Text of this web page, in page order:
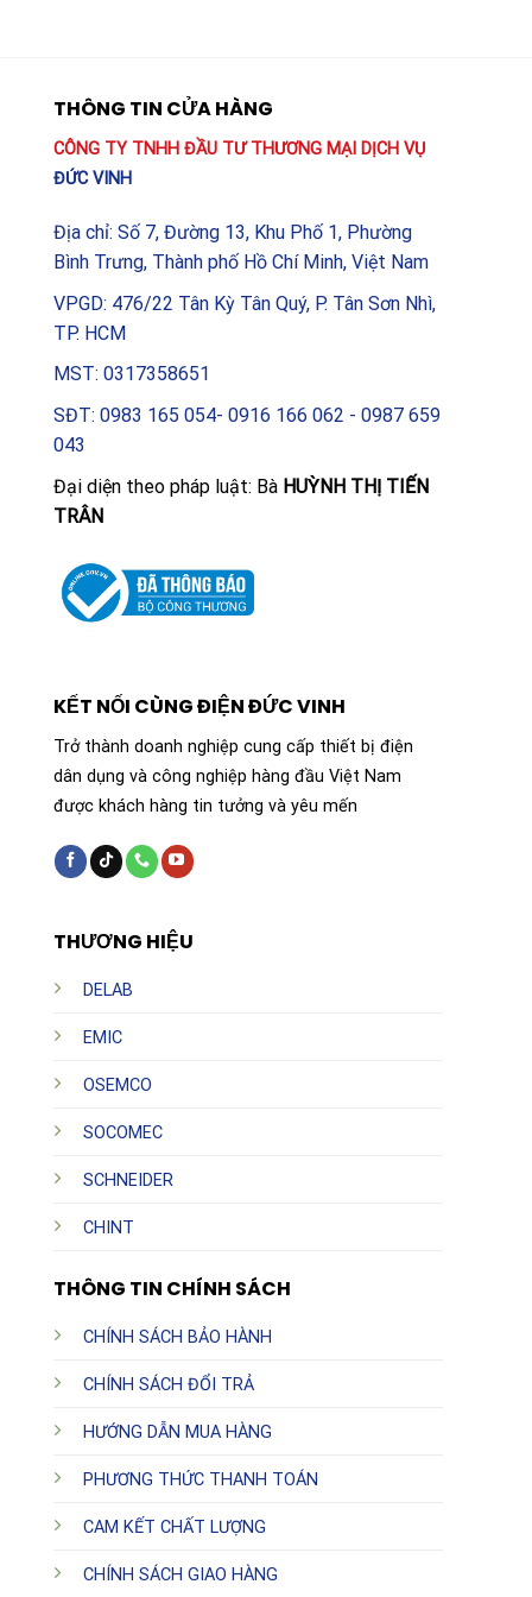
THÔNG TIN CỬA HÀNG
CÔNG TY TNHH ĐẦU TƯ THƯƠNG MẠI DỊCH VỤ
ĐỨC VINH
Địa chỉ: Số 7, Đường 13, Khu Phố 1, Phường
Bình Trưng, Thành phố Hồ Chí Minh, Việt Nam
VPGD: 476/22 Tân Kỳ Tân Quý, P. Tân Sơn Nhì,
TP. HCM
MST: 0317358651
SĐT: 0983 165 054- 0916 166 062 - 0987 659
043
Đại diện theo pháp luật: Bà HUỲNH THỊ TIẾN
TRÂN
THƯƠNG HIỆU
DELAB
EMIC
OSEMCO
SOCOMEC
SCHNEIDER
CHINT
THÔNG TIN CHÍNH SÁCH
CHÍNH SÁCH BẢO HÀNH
CHÍNH SÁCH ĐỔI TRẢ
HƯỚNG DẪN MUA HÀNG
PHƯƠNG THỨC THANH TOÁN
CAM KẾT CHẤT LƯỢNG
CHÍNH SÁCH GIAO HÀNG
KẾT NỐI CÙNG ĐIỆN ĐỨC VINH
Trở thành doanh nghiệp cung cấp thiết bị điện
dân dụng và công nghiệp hàng đầu Việt Nam
được khách hàng tin tưởng và yêu mến